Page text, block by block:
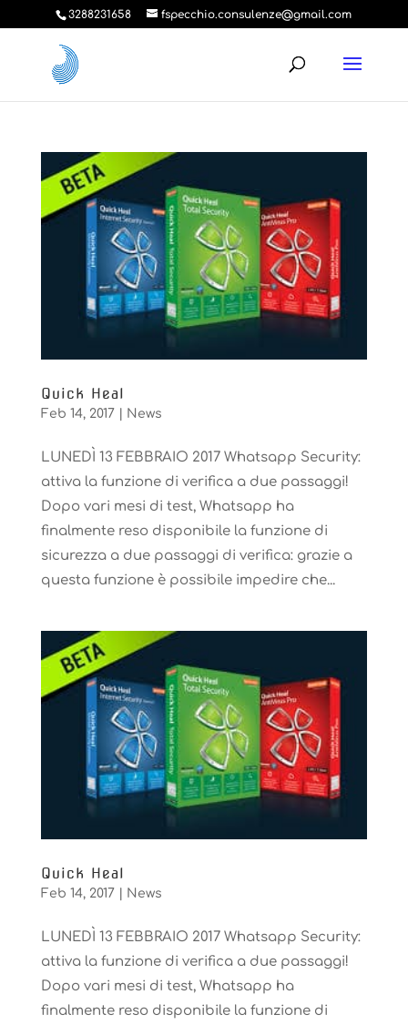
3288231658 fspecchio.consulenze@gmail.com
Quick Heal
Feb 14, 2017 News
LUNEDÌ 13 FEBBRAIO 2017 Whatsapp Security:
attiva la funzione di verifica a due passaggi!
Dopo vari mesi di test, Whatsapp ha
finalmente reso disponibile la funzione di
sicurezza a due passaggi di verifica: grazie a
questa funzione è possibile impedire che...
Quick Heal
Feb 14, 2017| News
LUNEDÌ 13 FEBBRAIO 2017 Whatsapp Security:
attiva la funzione di verifica a due passaggi!
Dopo vari mesi di test, Whatsapp ha
finalmente reso disponibile la funzione di